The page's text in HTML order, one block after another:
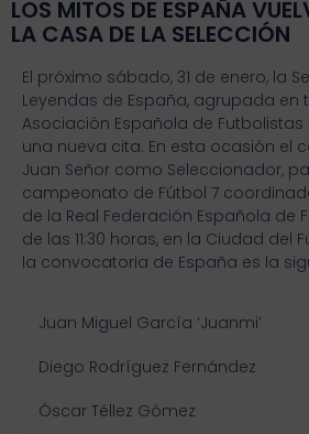
LOS MITOS DE ESPAÑA
LA CASA DE LA SELECCIÓN
El próximo sábado, 31 de enero, la
Leyendas de España, agrupada en
Asociación Española de Futbolistas
una nueva cita. En esta ocasión el
Juan Señor como Seleccionador,
campeonato de Fútbol 7
de la Real Federación Española de
de las 11:30 horas, en la Ciudad del
la convocatoria de España es la
Juan Miguel García ‘Juanmi’
Diego Rodríguez Fernández
Óscar Téllez Gómez